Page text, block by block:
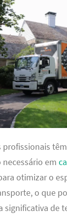
profissionais
em
otimizar o
o que
significativa de